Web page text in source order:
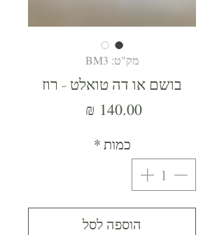
מק"ט: BM3
בושם או דה טואלט - רוז
כמות*
הוספה לסל